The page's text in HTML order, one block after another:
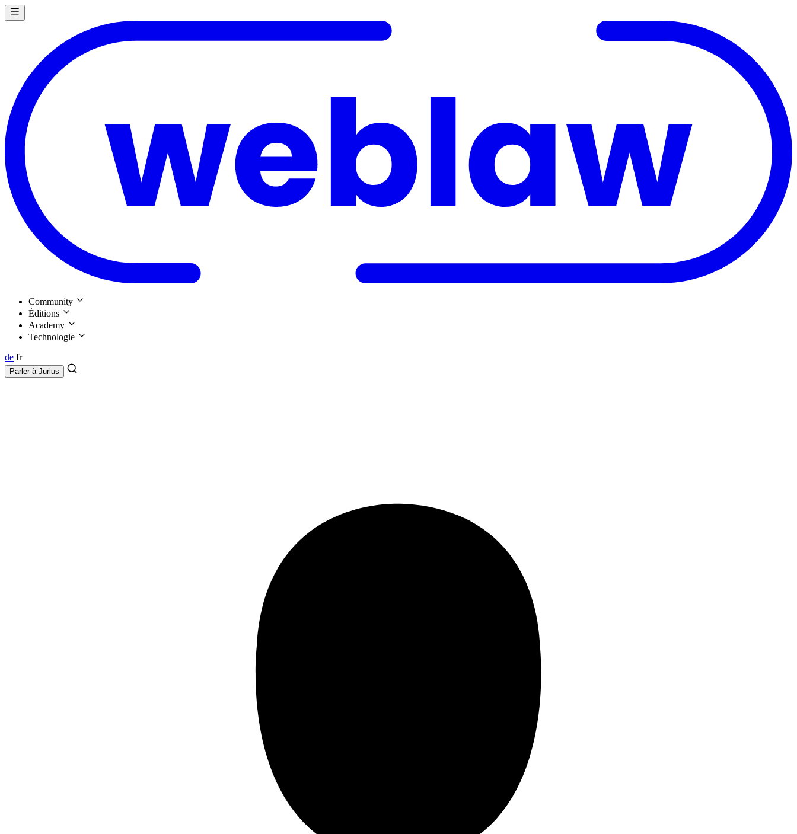
Community
Éditions
Academy
Technologie
de fr
Parler à Jurius